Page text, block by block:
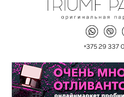
+375 29 337